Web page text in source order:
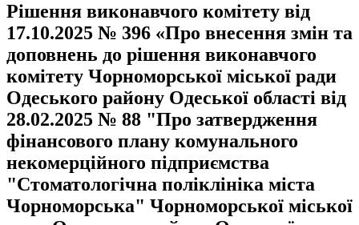
Рішення виконавчого комітету від
17.10.2025 № 396 «Про внесення змін та
доповнень до рішення виконавчого
комітету Чорноморської міської ради
Одеського району Одеської області від
28.02.2025 № 88 "Про затвердження
фінансового плану комунального
некомерційного підприємства
"Стоматологічна поліклініка міста
Чорноморська" Чорноморської міської